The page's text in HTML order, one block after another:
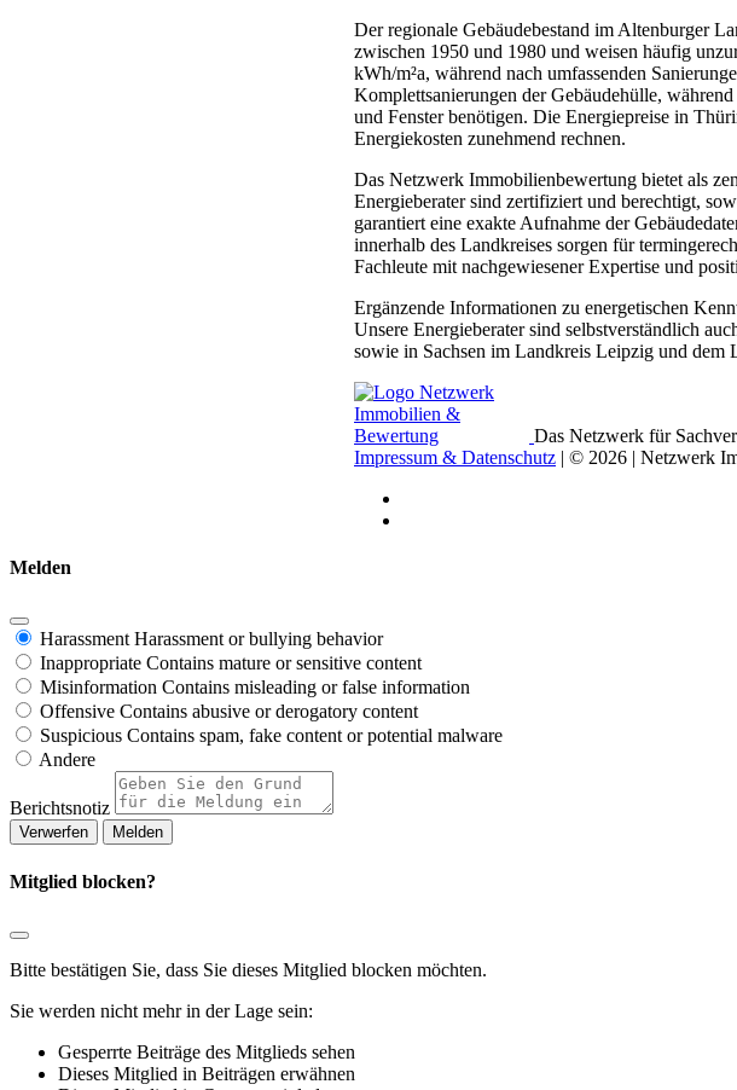
Der regionale Gebäudebestand im Altenburger
zwischen 1950 und 1980 und weisen häufig
kWh/m²a, während nach umfassenden
Komplettsanierungen der Gebäudehülle,
und Fenster benötigen. Die Energiepreise in
Energiekosten zunehmend rechnen.
Das Netzwerk Immobilienbewertung bietet als
Energieberater sind zertifiziert und berechtigt,
garantiert eine exakte Aufnahme der
innerhalb des Landkreises sorgen für
Fachleute mit nachgewiesener Expertise und
Ergänzende Informationen zu energetischen
Unsere Energieberater sind selbstverständlich
sowie in Sachsen im Landkreis Leipzig und dem
Das Netzwerk für
Impressum & Datenschutz | © 2026 | Netzwerk
Melden
Harassment Harassment or bullying behavior
Inappropriate Contains mature or sensitive content
Misinformation Contains misleading or false information
Offensive Contains abusive or derogatory content
Suspicious Contains spam, fake content or potential malware
Andere
Berichtsnotiz
Melden
Mitglied blocken?
Bitte bestätigen Sie, dass Sie dieses Mitglied blocken möchten.
Sie werden nicht mehr in der Lage sein:
Gesperrte Beiträge des Mitglieds sehen
Dieses Mitglied in Beiträgen erwähnen